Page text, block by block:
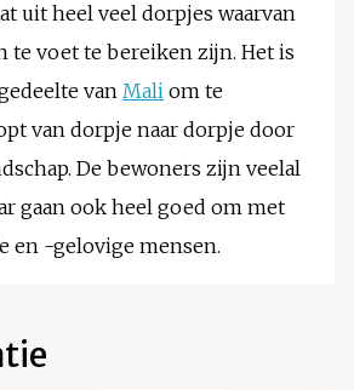
uit heel veel dorpjes waarvan
te voet te bereiken zijn. Het is
van Mali om te
van dorpje naar dorpje door
De bewoners zijn veelal
gaan ook heel goed om met
en -gelovige mensen.